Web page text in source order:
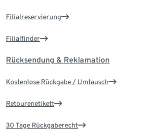
Filialreservierung
Filialfinder
Rücksendung & Reklamation
Kostenlose Rückgabe / Umtausch
Retourenetikett
30 Tage Rückgaberecht